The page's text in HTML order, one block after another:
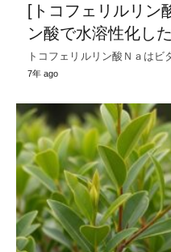
[トコフェリルリン
ン酸で水溶性化し
トコフェリルリン酸Ｎａはビ
7年 ago